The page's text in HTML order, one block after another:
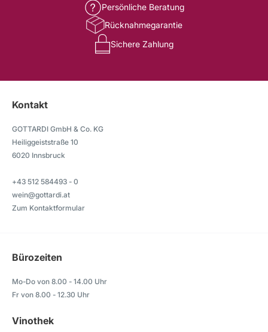
Persönliche Beratung
Rücknahmegarantie
Sichere Zahlung
Kontakt
GOTTARDI GmbH & Co. KG
Heiliggeiststraße 10
6020 Innsbruck
+43 512 584493 - 0
wein@gottardi.at
Zum Kontaktformular
Bürozeiten
Mo-Do von 8.00 - 14.00 Uhr
Fr von 8.00 - 12.30 Uhr
Vinothek